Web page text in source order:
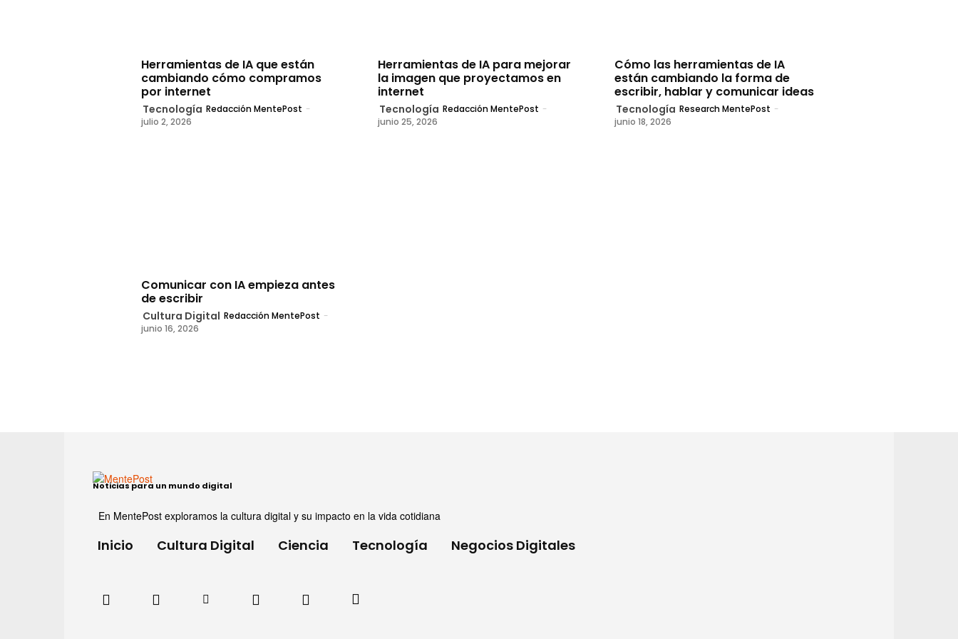
Herramientas de IA que están
cambiando cómo compramos
por internet
Tecnología Redacción MentePost -
julio 2, 2026
Herramientas de IA para mejorar
la imagen que proyectamos en
internet
Tecnología Redacción MentePost -
junio 25, 2026
Cómo las herramientas de IA
están cambiando la forma de
escribir, hablar y comunicar ideas
Tecnología Research MentePost -
junio 18, 2026
Comunicar con IA empieza antes
de escribir
Cultura Digital Redacción MentePost -
junio 16, 2026
Noticias para un mundo digital
En MentePost exploramos la cultura digital y su impacto en la vida cotidiana
Inicio Cultura Digital Ciencia Tecnología Negocios Digitales